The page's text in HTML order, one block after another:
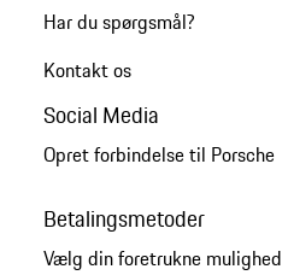
Har du spørgsmål?
Kontakt os
Social Media
Opret forbindelse til Porsche
Betalingsmetoder
Vælg din foretrukne mulighed